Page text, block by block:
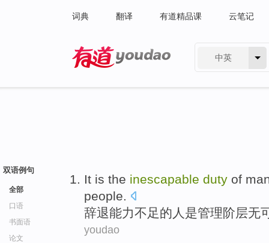
词典 翻译 有道精品课 云笔记
中英
双语例句
全部
口语
书面语
论文
It is the inescapable duty of
people.
辞退能力不足的 人 是管理阶层无
youdao